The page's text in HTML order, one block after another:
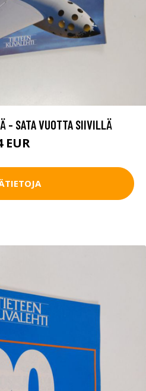
- SATA VUOTTA SIIVILLÄ
EUR